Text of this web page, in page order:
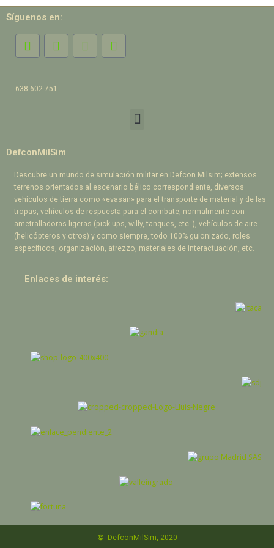
Síguenos en:
638 602 751
DefconMilSim
Descubre un mundo de simulación militar en Defcon Milsim; extensos
terrenos orientados al escenario bélico correspondiente, diversos
vehículos de tierra como «evasan» para el transporte de material y de las
tropas, vehículos de respuesta para el combate, normalmente con
ametralladoras ligeras (pick ups, willy, tanques, etc..), vehículos de aire
(helicópteros y otros) y como siempre, todo 100% guionizado, roles
específicos, organización, atrezzo, materiales de interactuación, etc.
Enlaces de interés:
© DefconMilSim, 2020